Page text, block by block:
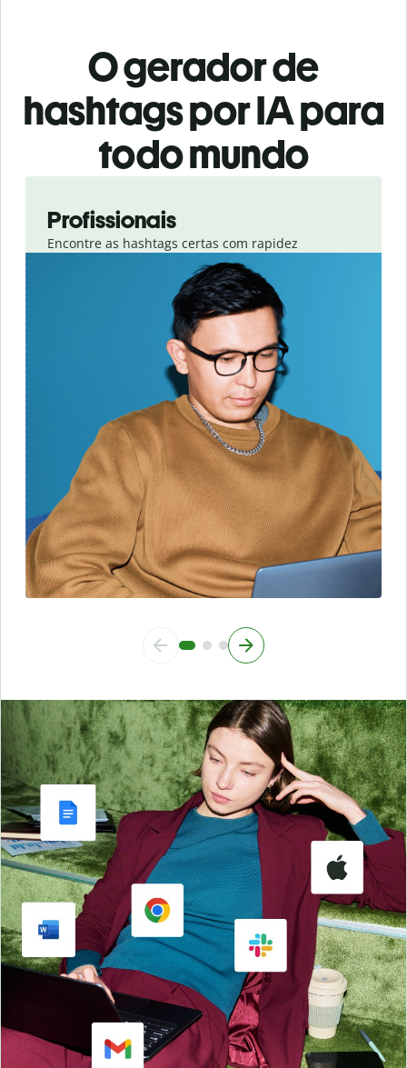
O gerador de
hashtags por IA para
todo mundo
Profissionais
Encontre as hashtags certas com rapidez